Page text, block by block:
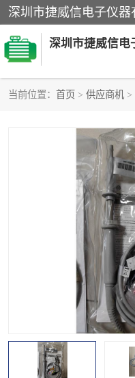
深圳市捷威信电
当前位置： 首页 > 供应商机 >
示波器